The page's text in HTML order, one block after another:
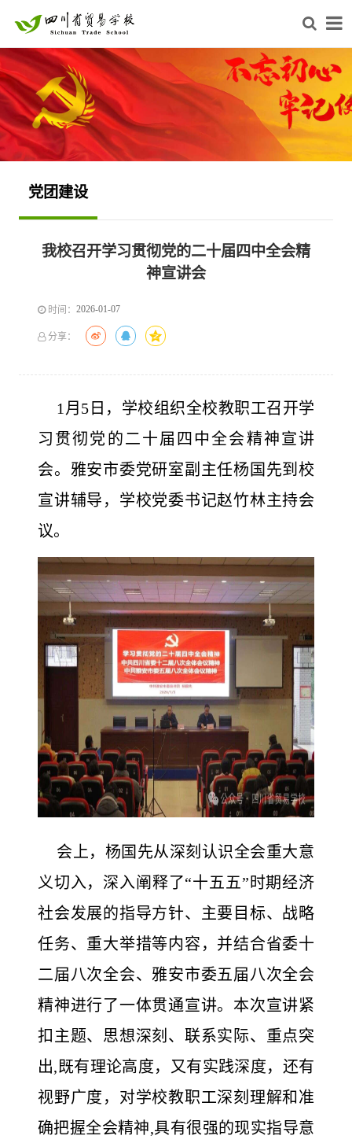
党团建设
我校召开学习贯彻党的二十届四中全会精
神宣讲会
时间： 2026-01-07
分享：
1月5日，学校组织全校教职工召开学
习贯彻党的二十届四中全会精神宣讲
会。雅安市委党研室副主任杨国先到校
宣讲辅导，学校党委书记赵竹林主持会
议。
会上，杨国先从深刻认识全会重大意
义切入，深入阐释了“十五五”时期经济
社会发展的指导方针、主要目标、战略
任务、重大举措等内容，并结合省委十
二届八次全会、雅安市委五届八次全会
精神进行了一体贯通宣讲。本次宣讲紧
扣主题、思想深刻、联系实际、重点突
出,既有理论高度，又有实践深度，还有
视野广度，对学校教职工深刻理解和准
确把握全会精神,具有很强的现实指导意